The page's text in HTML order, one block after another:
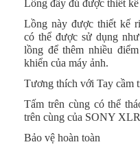
Lồng đầy đủ được thiết
Lồng này được thiết kế
có thể được sử dụng
lồng để thêm nhiều
khiển của máy ảnh.
Tương thích với Tay cầm
Tấm trên cùng có thể
trên cùng của SONY
Bảo vệ hoàn toàn